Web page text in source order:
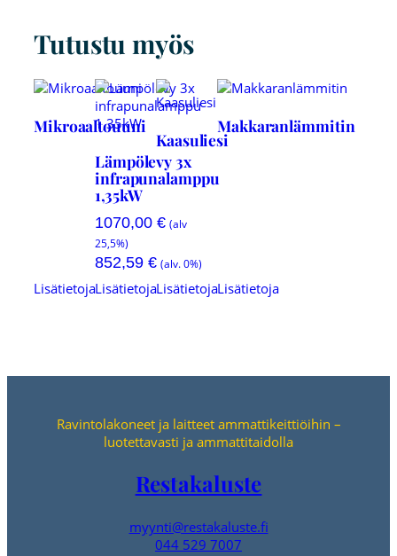
Tutustu myös
Mikroaaltouuni
Lisätietoja
Lämpölevy 3x
infrapunalamppu
1,35kW
1070,00 € (alv
25,5%)
852,59 € (alv. 0%)
Lisätietoja
Kaasuliesi
Lisätietoja
Makkaranlämmitin
Lisätietoja
Ravintolakoneet ja laitteet ammattikeittiöihin –
luotettavasti ja ammattitaidolla
Restakaluste
myynti@restakaluste.fi
044 529 7007